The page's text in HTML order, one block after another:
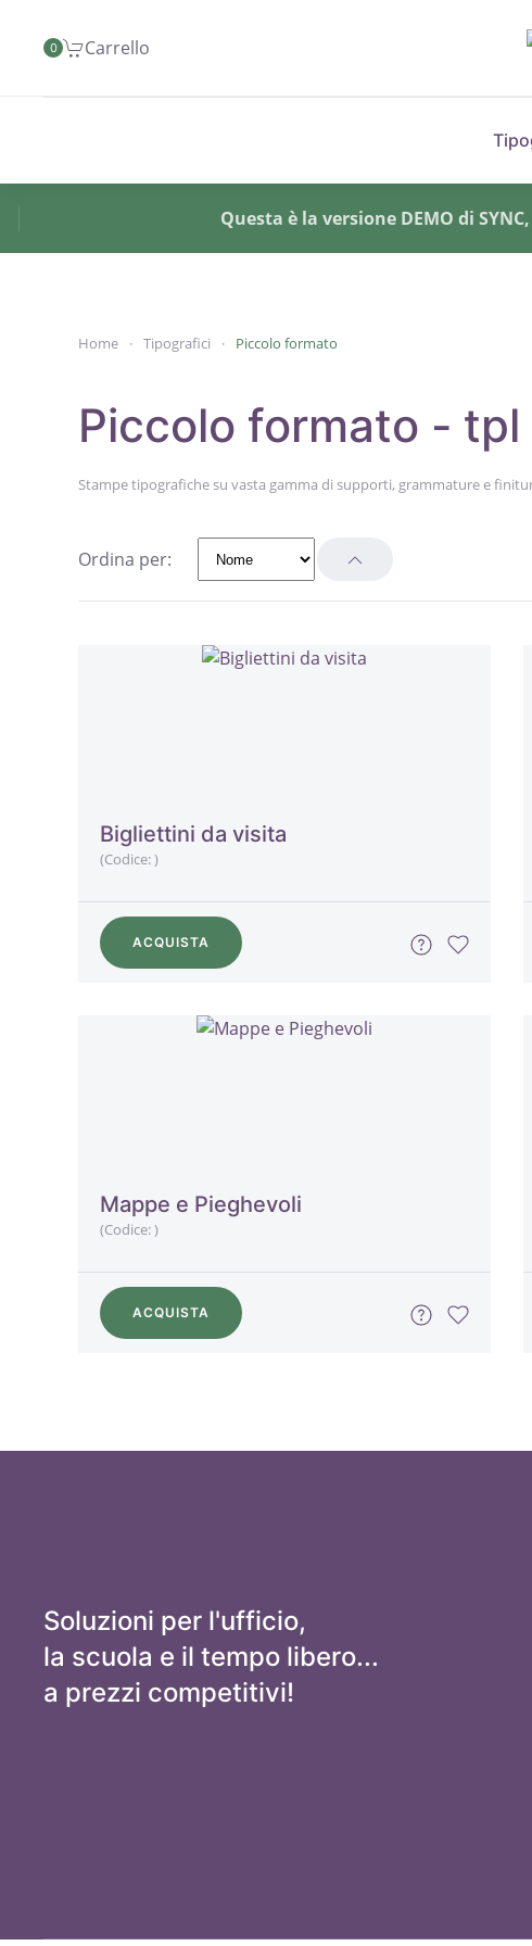
Skip to main content
0 Carrello
Questa è la versione DEMO di
Home Tipografici Piccolo formato
Piccolo formato -
Stampe tipografiche su vasta gamma di supporti, grammature e
Ordina per:
Bigliettini da visita
(Codice:)
ACQUISTA
Mappe e Pieghevoli
(Codice:)
ACQUISTA
Soluzioni per l'ufficio,
la scuola e il tempo libero...
a prezzi competitivi!